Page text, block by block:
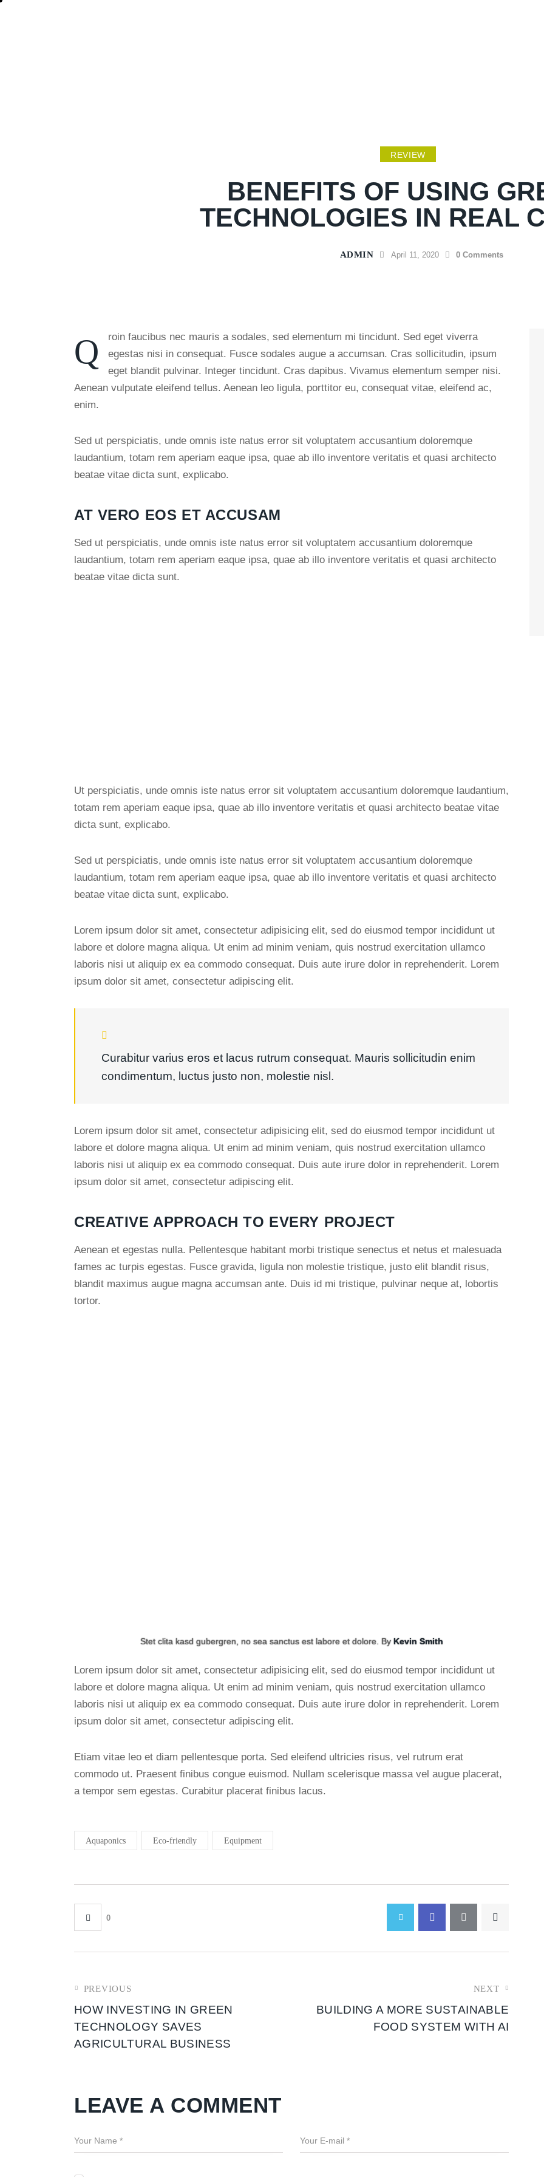
REVIEW
BENEFITS OF USING
TECHNOLOGIES IN REAL
ADMIN April 11, 2020 0 Comments
Qroin faucibus nec mauris a sodales, sed elementum mi tincidunt. Sed eget viverra
egestas nisi in consequat. Fusce sodales augue a accumsan. Cras sollicitudin, ipsum
eget blandit pulvinar. Integer tincidunt. Cras dapibus. Vivamus elementum semper nisi.
Aenean vulputate eleifend tellus. Aenean leo ligula, porttitor eu, consequat vitae, eleifend ac,
enim.
Sed ut perspiciatis, unde omnis iste natus error sit voluptatem accusantium doloremque
laudantium, totam rem aperiam eaque ipsa, quae ab illo inventore veritatis et quasi architecto
beatae vitae dicta sunt, explicabo.
AT VERO EOS ET ACCUSAM
Sed ut perspiciatis, unde omnis iste natus error sit voluptatem accusantium doloremque
laudantium, totam rem aperiam eaque ipsa, quae ab illo inventore veritatis et quasi architecto
beatae vitae dicta sunt.
Ut perspiciatis, unde omnis iste natus error sit voluptatem accusantium doloremque laudantium,
totam rem aperiam eaque ipsa, quae ab illo inventore veritatis et quasi architecto beatae vitae
dicta sunt, explicabo.
Sed ut perspiciatis, unde omnis iste natus error sit voluptatem accusantium doloremque
laudantium, totam rem aperiam eaque ipsa, quae ab illo inventore veritatis et quasi architecto
beatae vitae dicta sunt, explicabo.
Lorem ipsum dolor sit amet, consectetur adipisicing elit, sed do eiusmod tempor incididunt ut
labore et dolore magna aliqua. Ut enim ad minim veniam, quis nostrud exercitation ullamco
laboris nisi ut aliquip ex ea commodo consequat. Duis aute irure dolor in reprehenderit. Lorem
ipsum dolor sit amet, consectetur adipiscing elit.
Curabitur varius eros et lacus rutrum consequat. Mauris sollicitudin enim
condimentum, luctus justo non, molestie nisl.
Lorem ipsum dolor sit amet, consectetur adipisicing elit, sed do eiusmod tempor incididunt ut
labore et dolore magna aliqua. Ut enim ad minim veniam, quis nostrud exercitation ullamco
laboris nisi ut aliquip ex ea commodo consequat. Duis aute irure dolor in reprehenderit. Lorem
ipsum dolor sit amet, consectetur adipiscing elit.
CREATIVE APPROACH TO EVERY PROJECT
Aenean et egestas nulla. Pellentesque habitant morbi tristique senectus et netus et malesuada
fames ac turpis egestas. Fusce gravida, ligula non molestie tristique, justo elit blandit risus,
blandit maximus augue magna accumsan ante. Duis id mi tristique, pulvinar neque at, lobortis
tortor.
Stet clita kasd gubergren, no sea sanctus est labore et dolore. ByKevin Smith
Lorem ipsum dolor sit amet, consectetur adipisicing elit, sed do eiusmod tempor incididunt ut
labore et dolore magna aliqua. Ut enim ad minim veniam, quis nostrud exercitation ullamco
laboris nisi ut aliquip ex ea commodo consequat. Duis aute irure dolor in reprehenderit. Lorem
ipsum dolor sit amet, consectetur adipiscing elit.
Etiam vitae leo et diam pellentesque porta. Sed eleifend ultricies risus, vel rutrum erat
commodo ut. Praesent finibus congue euismod. Nullam scelerisque massa vel augue placerat,
a tempor sem egestas. Curabitur placerat finibus lacus.
Aquaponics Eco-friendly Equipment
0
PREVIOUS
HOW INVESTING IN GREEN
TECHNOLOGY SAVES
AGRICULTURAL BUSINESS
NEXT
BUILDING A MORE SUSTAINABLE
FOOD SYSTEM WITH AI
LEAVE A COMMENT